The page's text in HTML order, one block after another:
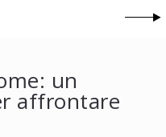
un
affrontare